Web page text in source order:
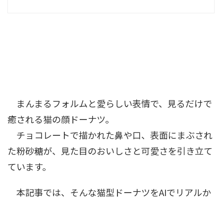
まんまるフォルムと愛らしい表情で、見るだけで
癒される猫の顔ドーナツ。
チョコレートで描かれた鼻や口、表面にまぶされ
た粉砂糖が、見た目のおいしさと可愛さを引き立て
ています。
本記事では、そんな猫型ドーナツをAIでリアルか